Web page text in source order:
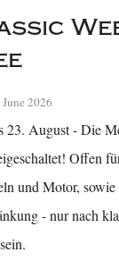
2026
23. August - Die
Offen
und Motor,
- nur nach